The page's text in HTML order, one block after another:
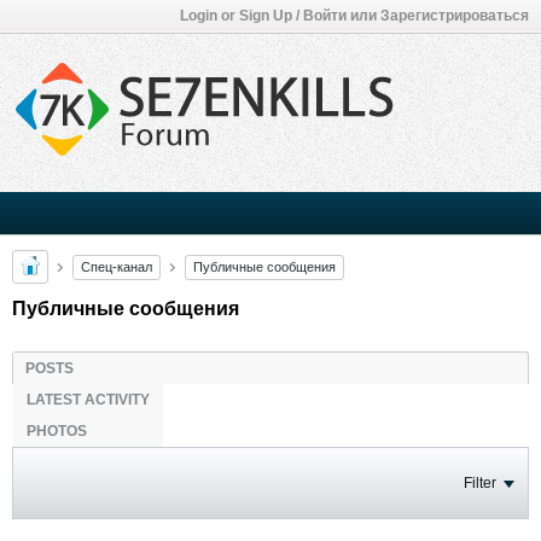
Login or Sign Up / Войти или Зарегистрироваться
Спец-канал Публичные сообщения
Публичные сообщения
POSTS
LATEST ACTIVITY
PHOTOS
Filter